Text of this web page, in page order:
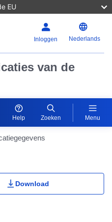
EU
Inloggen Nederlands
van de
Help Zoeken Menu
Portlet
Download